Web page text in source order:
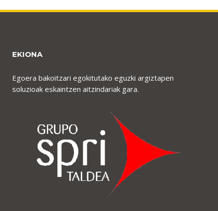
EKIONA
Egoera bakoitzari egokitutako eguzki argiztapen
soluzioak eskaintzen aitzindariak gara.